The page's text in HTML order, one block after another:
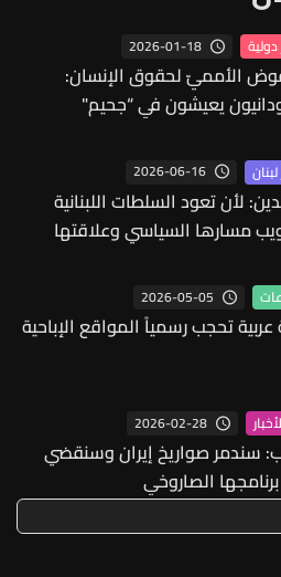
دولية 2026-01-18
الأمميّ لحقوق الإنسان:
يعيشون في “جحيم"
2026-06-16
لأن تعود السلطات اللبنانية
مسارها السياسي وعلاقتها
2026-05-05
عربية تحجب رسمياً المواقع الإباحية
2026-02-28
سندمر صواريخ إيران وسنقضي
الصاروخي